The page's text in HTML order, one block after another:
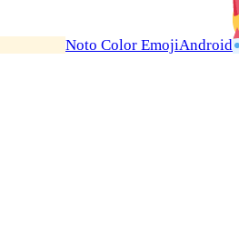
Noto Color EmojiAndroid